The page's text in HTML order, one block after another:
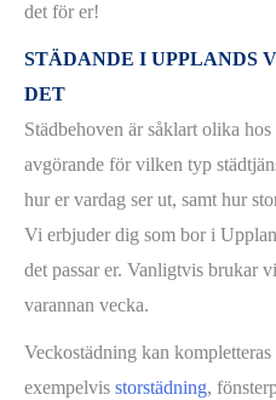
det för er!
STÄDANDE I UPPLANDS
DET
Städbehoven är såklart olika
avgörande för vilken typ
hur er vardag ser ut, samt hur
Vi erbjuder dig som bor i
det passar er. Vanligtvis brukar
varannan vecka.
Veckostädning kan
exempelvis storstädning,